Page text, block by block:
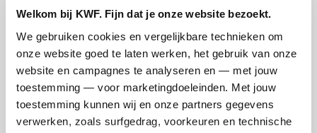
Welkom bij KWF. Fijn dat je onze website bezoekt.
We gebruiken cookies en vergelijkbare technieken om
onze website goed te laten werken, het gebruik van onze
website en campagnes te analyseren en — met jouw
toestemming — voor marketingdoeleinden. Met jouw
toestemming kunnen wij en onze partners gegevens
verwerken, zoals surfgedrag, voorkeuren en technische